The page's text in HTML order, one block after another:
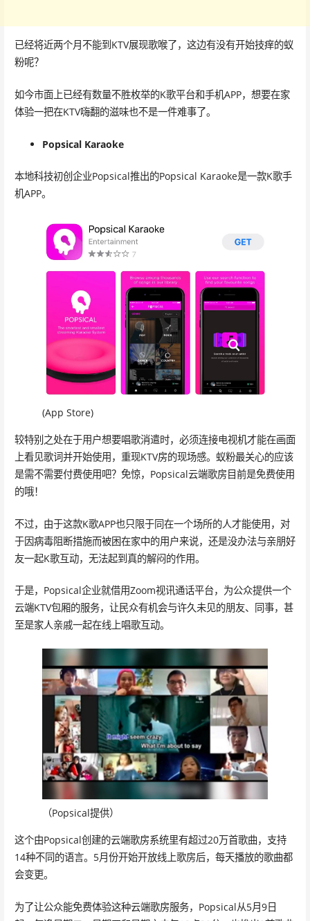
已经将近两个月不能到KTV展现歌喉了，这边有没有开始技痒的蚁
粉呢？
如今市面上已经有数量不胜枚举的K歌平台和手机APP，想要在家
体验一把在KTV嗨翻的滋味也不是一件难事了。
Popsical Karaoke
本地科技初创企业Popsical推出的Popsical Karaoke是一款K歌手
机APP。
(App Store)
较特别之处在于用户想要唱歌消遣时，必须连接电视机才能在画面
上看见歌词并开始使用，重现KTV房的现场感。蚁粉最关心的应该
是需不需要付费使用吧？免惊，Popsical云端歌房目前是免费使用
的哦！
不过，由于这款K歌APP也只限于同在一个场所的人才能使用，对
于因病毒阻断措施而被困在家中的用户来说，还是没办法与亲朋好
友一起K歌互动，无法起到真的解闷的作用。
于是，Popsical企业就借用Zoom视讯通话平台，为公众提供一个
云端KTV包厢的服务，让民众有机会与许久未见的朋友、同事，甚
至是家人亲戚一起在线上唱歌互动。
（Popsical提供）
这个由Popsical创建的云端歌房系统里有超过20万首歌曲，支持
14种不同的语言。5月份开始开放线上歌房后，每天播放的歌曲都
会变更。
为了让公众能免费体验这种云端歌房服务，Popsical从5月9日